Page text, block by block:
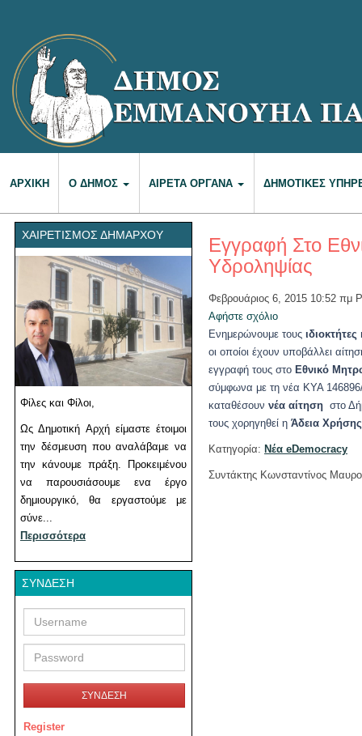
ΑΡΧΙΚΉ Ο ΔΉΜΟΣ ΑΙΡΕΤΆ ΌΡΓΑΝΑ ΔΗΜΟΤΙΚΈΣ
ΧΑΙΡΕΤΙΣΜΌΣ ΔΗΜΆΡΧΟΥ
Φίλες και Φίλοι,
Ως Δημοτική Αρχή είμαστε έτοιμοι
την δέσμευση που αναλάβαμε να
την κάνουμε πράξη. Προκειμένου
να παρουσιάσουμε ενα έργο
δημιουργικό, θα εργαστούμε με
σύνε...
Περισσότερα
ΣΎΝΔΕΣΗ
ΣΥΝΔΕΣΗ
Register
Εγγραφή Στο
Υδροληψίας
Φεβρουάριος 6, 2015 10:52 πμ
Αφήστε σχόλιο
Ενημερώνουμε τους
οι οποίοι έχουν υποβάλλει
εγγραφή τους στο Εθνικό
σύμφωνα με τη νέα ΚΥΑ
καταθέσουν νέα αίτηση στο
τους χορηγηθεί η Άδεια
Κατηγορία: Νέα eDemocracy
Συντάκτης Κωνσταντίνος